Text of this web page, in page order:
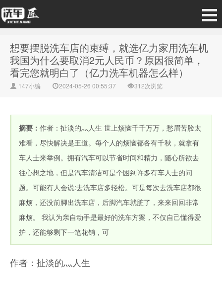
想要摆脱洗车店的束缚，就选亿力家用洗车机
我国为什么要取消2元人民币？原因很简单，
看完您就明白了（亿力洗车机器怎么样）
147小编 2024-05-26 00:55:37 312次浏览
摘要： 作者：扯淡的灬人生 世上烦恼千千万万，愁眉苦脸太
难看，尽快解决是王道。每个人的烦恼都各有千秋，就拿有
车人士来举例。拥有汽车可以节省时间和精力，随心所欲去
往心想之地，但是汽车清洁可是个困到许多有车人士的问
题。可能有人会说:去洗车店多轻松。可是每次去洗车店都很
麻烦，还没前脚出洗车店，后脚汽车就脏了，来来回回非常
麻烦。 我认为亲自动手是最好的洗车方案，不仅自己懂得爱
护，还能够剩下一笔花销，可
作者：扯淡的灬人生